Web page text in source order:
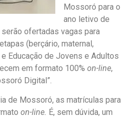
Mossoró para o
ano letivo de
ofertadas vagas para
(berçário, maternal,
Educação de Jovens e Adultos
em formato 100% on-line,
Digital”.
de Mossoró, as matrículas para
on-line. É, sem dúvida, um